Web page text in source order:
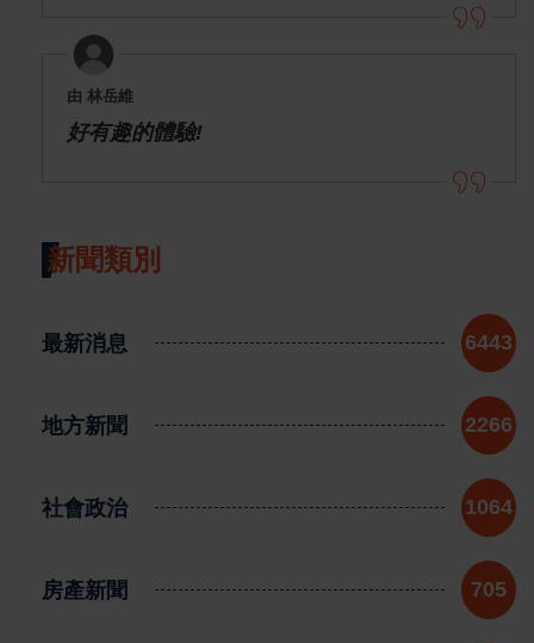
由 林岳維
好有趣的體驗!
新聞類別
最新消息 6443
地方新聞 2266
社會政治 1064
房產新聞 705